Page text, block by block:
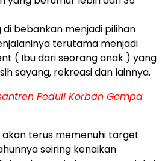
bebankan menjadi pilihan
terutama menjadi
( Ibu dari seorang anak ) yang
sayang, rekreasi dan lainnya.
Peduli Korban Gempa
terus memenuhi target
seiring kenaikan